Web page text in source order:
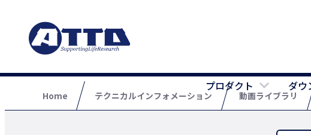
プロダクト ダウ
Home テクニカルインフォメーション 動画ライブラリ